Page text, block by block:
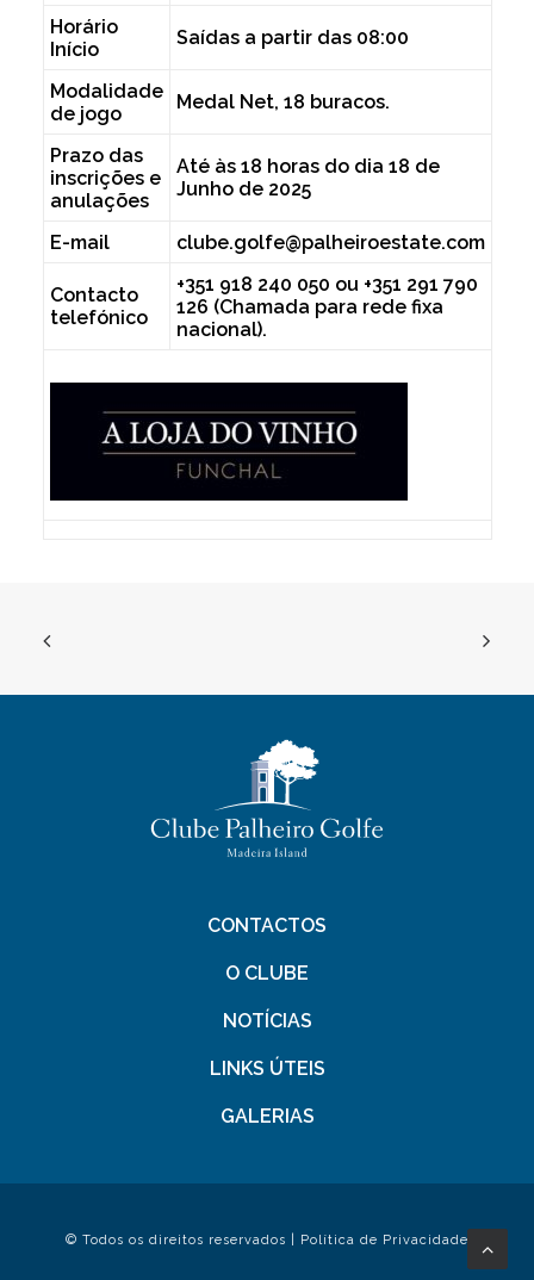
Horário
Início
Saídas a partir das 08:00
Modalidade
de jogo
Medal Net, 18 buracos.
Prazo das
inscrições e
anulações
Até às 18 horas do dia 18 de
Junho de 2025
E-mail clube.golfe@palheiroestate.com
Contacto
telefónico
+351 918 240 050 ou +351 291 790
126 (Chamada para rede fixa
nacional).
CONTACTOS
O CLUBE
NOTÍCIAS
LINKS ÚTEIS
GALERIAS
© Todos os direitos reservados | Política de Privacidade